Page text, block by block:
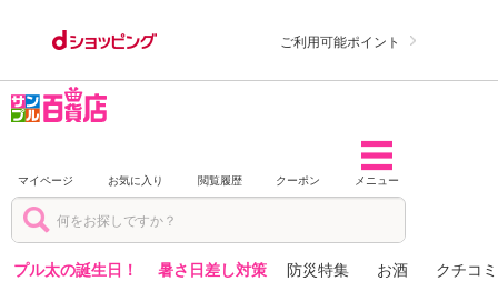
ご利用可能ポイント
マイページ お気に入り 閲覧履歴 クーポン メニュー
プル太の誕生日！ 暑さ日差し対策 防災特集 お酒 クチコ